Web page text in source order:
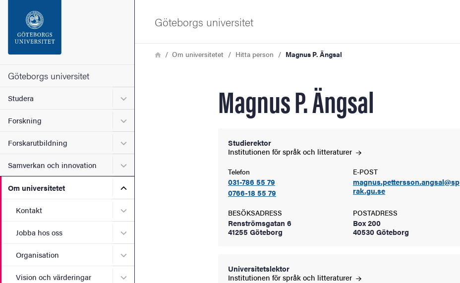
Sidfoten
Om webbplatsen
Göteborgs universitet
Studera Undermeny för Studera
Forskning Undermeny för Forskning
Forskarutbildning Undermeny för Forskarutbildning
Samverkan och innovation Undermeny för Samverkan och innovation
Om universitetet Undermeny för Om universitetet
Kontakt Undermeny för Kontakt
Jobba hos oss Undermeny för Jobba hos oss
Organisation Undermeny för Organisation
Vision och värderingar Undermeny för Vision och värderingar
Göteborgs universitet
LänkstigHemOm universitetet Hitta person Magnus P. Ängsal
Magnus P. Ängsal
Studierektor
Institutionen för språk och litteraturer
Telefon
031-786 55 79
0766-18 55 79
E-POST
magnus.pettersson.angsal@sp
rak.gu.se
BESÖKSADRESS
Renströmsgatan 6
41255 Göteborg
POSTADRESS
Box 200
40530 Göteborg
Universitetslektor
Institutionen för språk och litteraturer